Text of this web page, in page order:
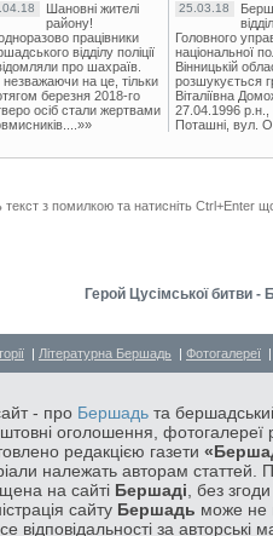
Шановні жителі
району!
працівники
відділу поліції
про шахраїв.
на це, тільки
березня 2018-го
осіб стали жертвами
25.03.18
Головного
національної
Вінницькій
розшукується
Віталіївна
27.04.1996 р.н.,
Поташні, вул.
з помилкою та натисніть Ctrl+Enter
Герой Цусімської битви
| Літературна Бершадь | Фотогалереї
- про Бершадь та
оголошення, фотогалереї
редакцією газети
належать авторам статтей.
на сайті Бершаді , без
сайту Бершадь може не
відповідальності за авторські